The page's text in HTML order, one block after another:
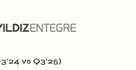
vs Q3’25)